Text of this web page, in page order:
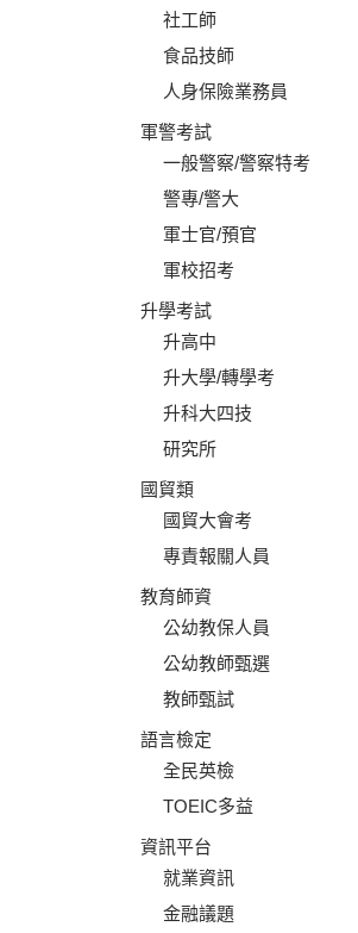
社工師
食品技師
人身保險業務員
軍警考試
一般警察/警察特考
警專/警大
軍士官/預官
軍校招考
升學考試
升高中
升大學/轉學考
升科大四技
研究所
國貿類
國貿大會考
專責報關人員
教育師資
公幼教保人員
公幼教師甄選
教師甄試
語言檢定
全民英檢
TOEIC多益
資訊平台
就業資訊
金融議題